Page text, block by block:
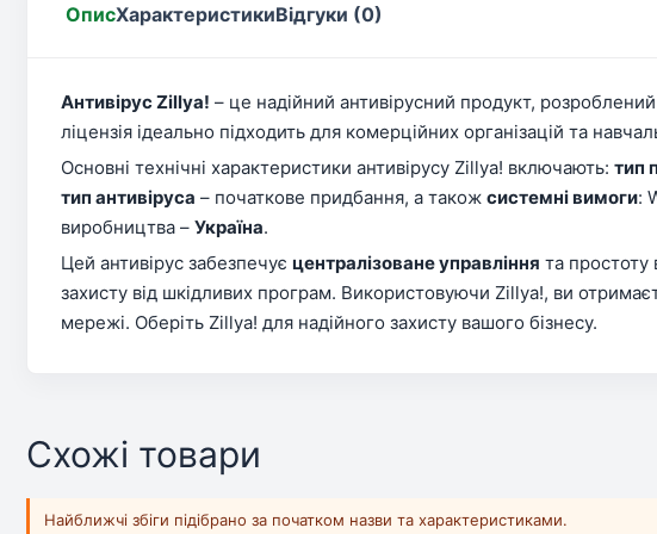
ОписХарактеристикиВідгуки (0)
Антивірус Zillya! – це надійний антивірусний продукт,
ліцензія ідеально підходить для комерційних організацій та
Основні технічні характеристики антивірусу Zillya! включають: тип
тип антивіруса – початкове придбання, а також системні вимоги:
виробництва – Україна.
Цей антивірус забезпечує централізоване управління та простоту
захисту від шкідливих програм. Використовуючи Zillya!, ви
мережі. Оберіть Zillya! для надійного захисту вашого бізнесу.
Схожі товари
Найближчі збіги підібрано за початком назви та характеристиками.